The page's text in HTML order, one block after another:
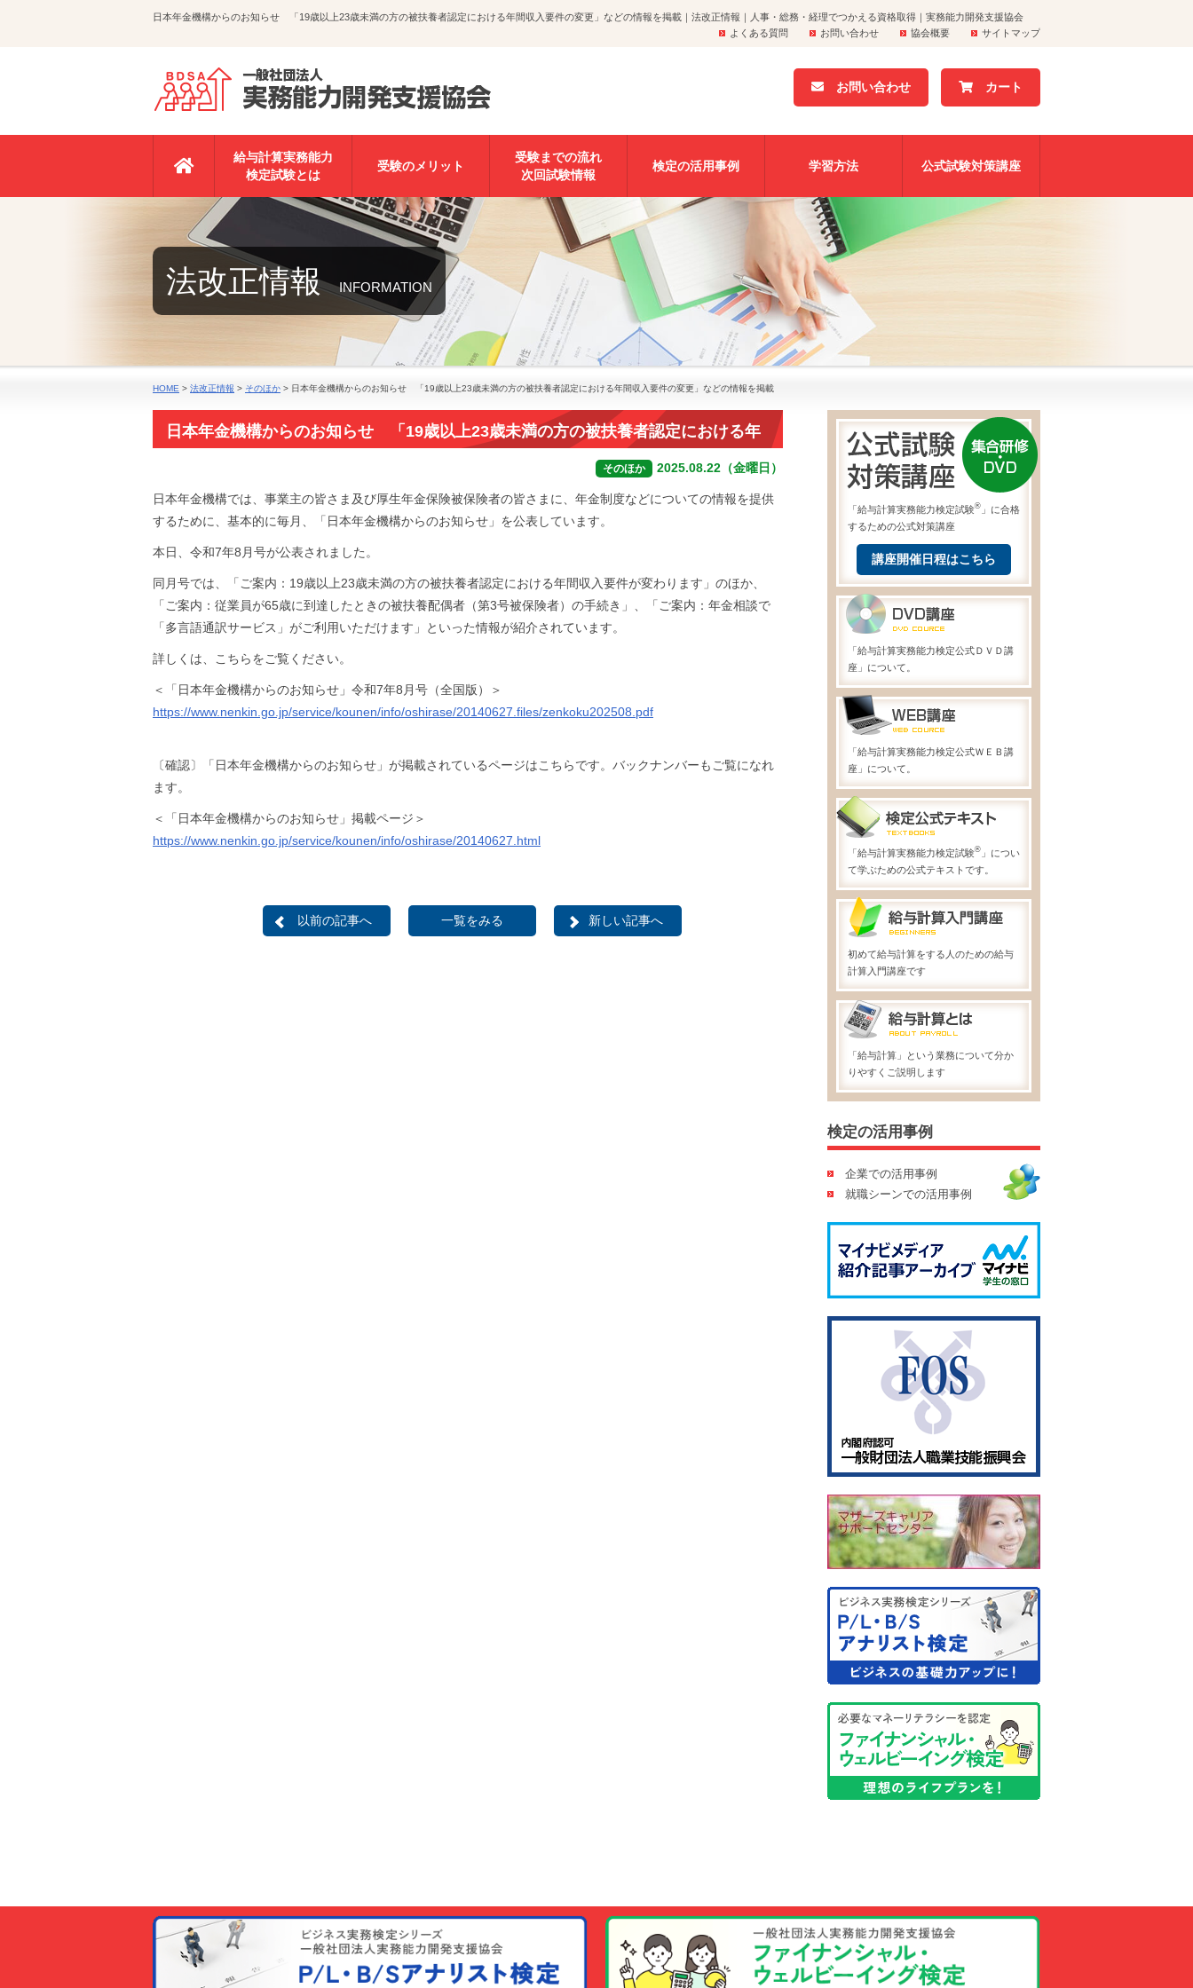
日本年金機構からのお知らせ 「19歳以上23歳未満の方の被扶養者認定における年間収入要件の変更」などの情報を掲載｜法改正情報｜人事・総務・経理でつかえる資格取得｜実務能力開発支援協会
よくある質問
お問い合わせ 協会概要 サイトマップ
お問い合わせ カート
給与計算実務能力
検定試験とは
受験のメリット
受験までの流れ
次回試験情報
検定の活用事例 学習方法 公式試験対策講座
法改正情報 INFORMATION
HOME > 法改正情報 > そのほか > 日本年金機構からのお知らせ 「19歳以上23歳未満の方の被扶養者認定における年間収入要件の変更」などの情報を掲載
日本年金機構からのお知らせ 「19歳以上23歳未満の方の被扶養者認定における年
そのほか 2025.08.22（金曜日）
日本年金機構では、事業主の皆さま及び厚生年金保険被保険者の皆さまに、年金制度などについての情報を提供
するために、基本的に毎月、「日本年金機構からのお知らせ」を公表しています。
本日、令和7年8月号が公表されました。
同月号では、「ご案内：19歳以上23歳未満の方の被扶養者認定における年間収入要件が変わります」のほか、
「ご案内：従業員が65歳に到達したときの被扶養配偶者（第3号被保険者）の手続き」、「ご案内：年金相談で
「多言語通訳サービス」がご利用いただけます」といった情報が紹介されています。
詳しくは、こちらをご覧ください。
＜「日本年金機構からのお知らせ」令和7年8月号（全国版）＞
https://www.nenkin.go.jp/service/kounen/info/oshirase/20140627.files/zenkoku202508.pdf
〔確認〕「日本年金機構からのお知らせ」が掲載されているページはこちらです。バックナンバーもご覧になれ
ます。
＜「日本年金機構からのお知らせ」掲載ページ＞
https://www.nenkin.go.jp/service/kounen/info/oshirase/20140627.html
以前の記事へ 一覧をみる 新しい記事へ
「給与計算実務能力検定試験® 」に合格
するための公式対策講座
講座開催日程はこちら
「給与計算実務能力検定公式ＤＶＤ講
座」について。
「給与計算実務能力検定公式ＷＥＢ講
座」について。
「給与計算実務能力検定試験® 」につい
て学ぶための公式テキストです。
初めて給与計算をする人のための給与
計算入門講座です
「給与計算」という業務について分か
りやすくご説明します
検定の活用事例
企業での活用事例
就職シーンでの活用事例